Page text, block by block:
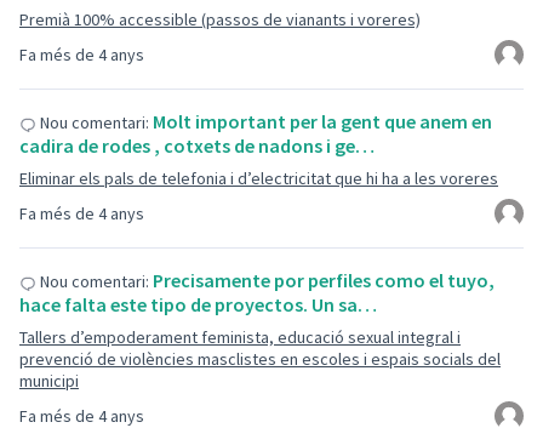
Fa més de 4 anys
Premià 100% accessible (passos de vianants i voreres)
Fa més de 4 anys
Nou comentari: Molt important per la gent que anem en
cadira de rodes , cotxets de nadons i ge…
Eliminar els pals de telefonia i d’electricitat que hi ha a les voreres
Fa més de 4 anys
Nou comentari: Precisamente por perfiles como el tuyo,
hace falta este tipo de proyectos. Un sa…
Tallers d’empoderament feminista, educació sexual integral i
prevenció de violències masclistes en escoles i espais socials del
municipi